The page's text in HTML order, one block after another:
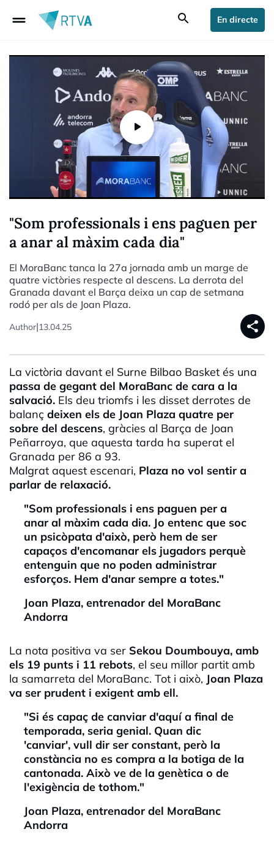
drag_handle search En directe
"Som professionals i ens paguen per
a anar al màxim cada dia"
El MoraBanc tanca la 27a jornada amb un marge de
quatre victòries respecte al descens. La derrota del
Granada davant el Barça deixa un cap de setmana
rodó per als de Joan Plaza.
Author|13.04.25 share
La victòria davant el Surne Bilbao Basket és una
passa de gegant del MoraBanc de cara a la
salvació. Els deu triomfs i les disset derrotes de
balanç deixen els de Joan Plaza quatre per
sobre del descens, gràcies al Barça de Joan
Peñarroya, que aquesta tarda ha superat el
Granada per 86 a 93.
Malgrat aquest escenari, Plaza no vol sentir a
parlar de relaxació.
"Som professionals i ens paguen per a
anar al màxim cada dia. Jo entenc que soc
un psicòpata d'això, però hem de ser
capaços d'encomanar els jugadors perquè
entenguin que no poden administrar
esforços. Hem d'anar sempre a totes."
Joan Plaza, entrenador del MoraBanc
Andorra
La nota positiva va ser Sekou Doumbouya, amb
els 19 punts i 11 rebots, el seu millor partit amb
la samarreta del MoraBanc. Tot i això, Joan Plaza
va ser prudent i exigent amb ell.
"Si és capaç de canviar d'aquí a final de
temporada, seria genial. Quan dic
'canviar', vull dir ser constant, però la
constància no es compra a la botiga de la
cantonada. Això ve de la genètica o de
l'exigència de tothom."
Joan Plaza, entrenador del MoraBanc
Andorra